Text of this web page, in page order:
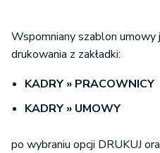
Wspomniany szablon
drukowania z zakładki:
KADRY » PRACOWNICY
KADRY » UMOWY
po wybraniu opcji DRUKUJ